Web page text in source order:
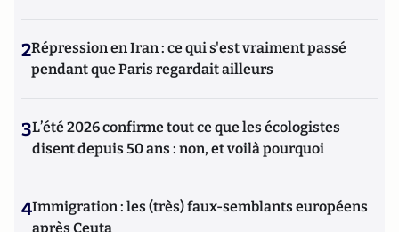
2Répression en Iran : ce qui s'est vraiment passé
pendant que Paris regardait ailleurs
3L’été 2026 confirme tout ce que les écologistes
disent depuis 50 ans : non, et voilà pourquoi
4Immigration : les (très) faux-semblants européens
après Ceuta